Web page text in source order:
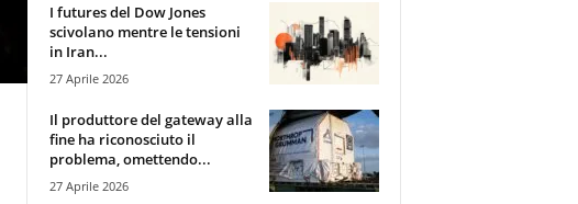
I futures del Dow Jones
scivolano mentre le tensioni
in Iran...
27 Aprile 2026
Il produttore del gateway alla
fine ha riconosciuto il
problema, omettendo...
27 Aprile 2026